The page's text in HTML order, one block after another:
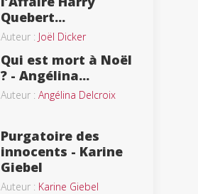
Quebert...
Auteur : Joël Dicker
Qui est mort à Noël
? - Angélina...
Auteur : Angélina Delcroix
Purgatoire des
innocents - Karine
Giebel
Auteur : Karine Giebel